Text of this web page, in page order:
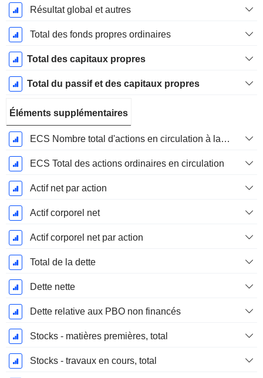
Résultat global et autres
Total des fonds propres ordinaires
Total des capitaux propres
Total du passif et des capitaux propres
Éléments supplémentaires
ECS Nombre total d'actions en circulation à la date de dépôt
ECS Total des actions ordinaires en circulation
Actif net par action
Actif corporel net
Actif corporel net par action
Total de la dette
Dette nette
Dette relative aux PBO non financés
Stocks - matières premières, total
Stocks - travaux en cours, total